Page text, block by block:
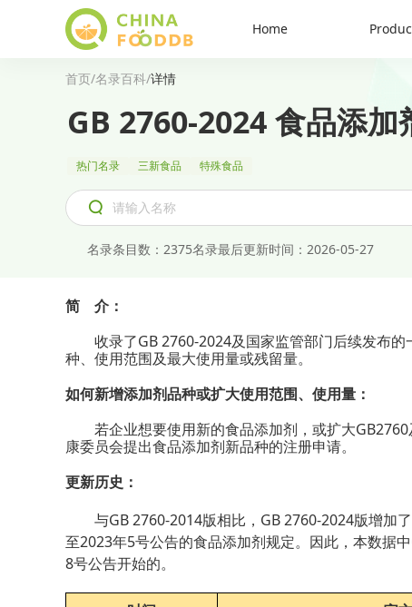
Home
首页/名录百科/详情
GB 2760-2024 食品添加
热门名录 三新食品 特殊食品
名录条目数 ： 2375名录最后更新时间 ： 2026-05-27
简
介：
收录了GB 2760-2024及国家监管部门后续发布
种、使用范围及最大使用量或残留量。
如何新增添加剂品种或扩大使用范围、使用量：
若企业想要使用新的食品添加剂，或扩大GB2760
康委员会提出食品添加剂新品种的注册申请。
更新历史：
与GB 2760-2014版相比，GB 2760-2024版增加
至2023年5号公告的食品添加剂规定。因此，本数据
8号公告开始的。